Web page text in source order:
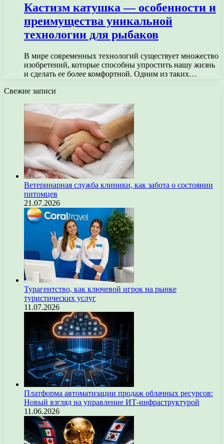
Кастизм катушка — особенности и
преимущества уникальной
технологии для рыбаков
В мире современных технологий существует множество
изобретений, которые способны упростить нашу жизнь
и сделать ее более комфортной. Одним из таких…
Свежие записи
Ветеринарная служба клиники, как забота о состоянии
питомцев
21.07.2026
Турагентство, как ключевой игрок на рынке
туристических услуг
11.07.2026
Платформа автоматизации продаж облачных ресурсов:
Новый взгляд на управление ИТ-инфраструктурой
11.06.2026